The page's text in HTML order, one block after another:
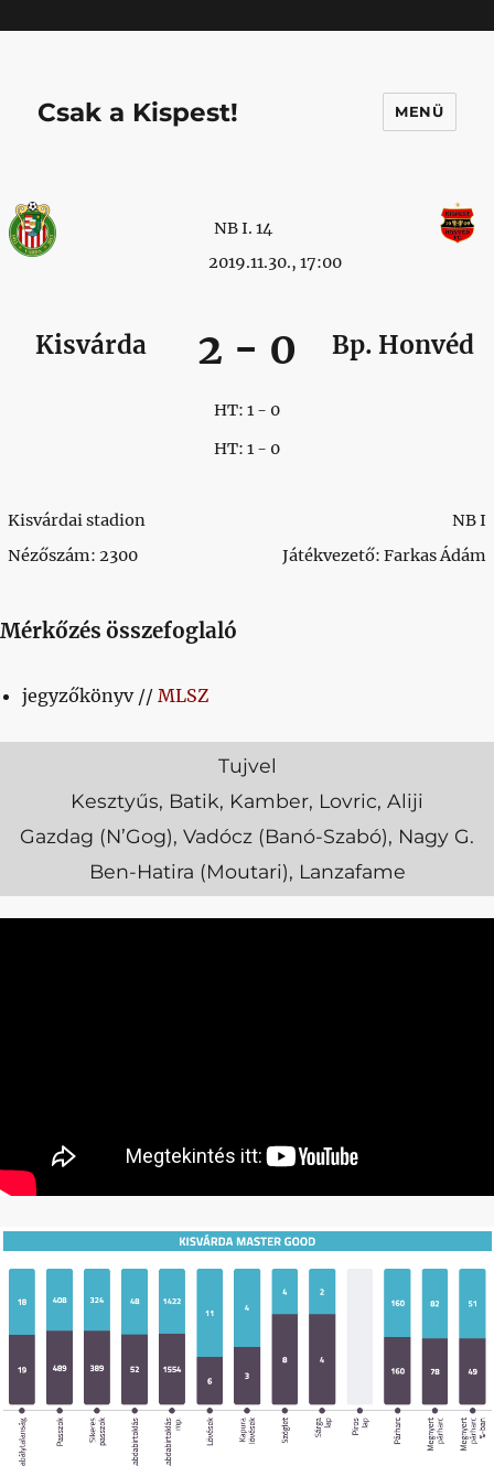
Csak a Kispest! MENÜ
NB I. 14
2019.11.30., 17:00
Kisvárda 2 - 0 Bp. Honvéd
HT: 1 - 0
HT: 1 - 0
Kisvárdai stadion
Nézőszám: 2300
NB I
Játékvezető: Farkas Ádám
Mérkőzés összefoglaló
jegyzőkönyv // MLSZ
Tujvel
Kesztyűs, Batik, Kamber, Lovric, Aliji
Gazdag (N’Gog), Vadócz (Banó-Szabó), Nagy G.
Ben-Hatira (Moutari), Lanzafame